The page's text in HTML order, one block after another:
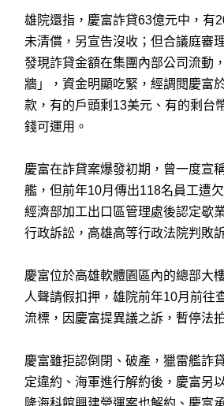
雄院還指，慶富詐貸63億元中，有
未清償，另宣告沒收；但合議庭審
發現詐貸金額在集團內部公司流動
牆」，資金明顯吃緊，經調閱慶富
款，有的戶頭剩13美元、有的剩台
錢可運用。
慶富在詐貸案爆發初期，曾一度宣
艦，但前年10月傳出118名員工遭
經濟部加工出口區管理處後認定歇
行政訴訟，高雄高等行政法院判敗
慶富位於高雄軟體園區內的總部大
人聲請假扣押，雄院前年10月前往
流標，因慶富提異議之訴，暫停法
慶富雖拒認倒閉、破產，獵雷艦詐
定違約、海軍進行解約後，慶富另